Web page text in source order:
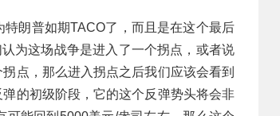
朗普如期TACO了，而且是在这个最后
为这场战争是进入了一个拐点，或者说
点，那么进入拐点之后我们应该会看到
的初级阶段，它的这个反弹势头将会非